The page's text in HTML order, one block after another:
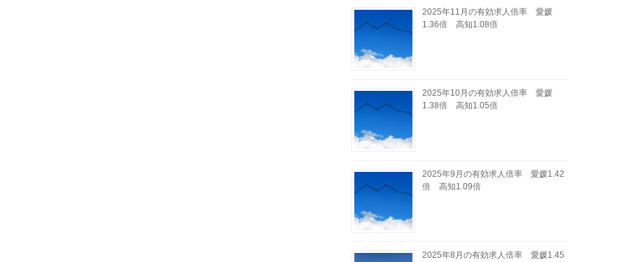
2025年11月の有効求人倍率 愛媛
1.36倍 高知1.08倍
2025年10月の有効求人倍率 愛媛
1.38倍 高知1.05倍
2025年9月の有効求人倍率 愛媛1.42
倍 高知1.09倍
2025年8月の有効求人倍率 愛媛1.45